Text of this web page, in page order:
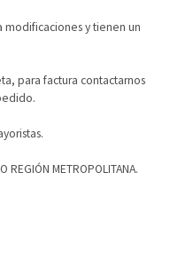
modificaciones y tienen un
para factura contactarnos
REGIÓN METROPOLITANA.